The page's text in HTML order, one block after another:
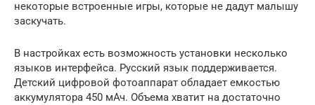
некоторые встроенные игры, которые не дадут малышу
заскучать.
В настройках есть возможность установки несколько
языков интерфейса. Русский язык поддерживается.
Детский цифровой фотоаппарат обладает емкостью
аккумулятора 450 мАч. Объема хватит на достаточно